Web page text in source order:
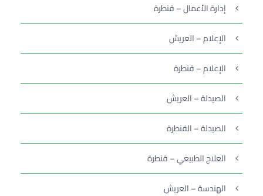
إدارة الأعمال – قنطرة
الإعلام – العريش
الإعلام – قنطرة
الصيدلة – العريش
الصيدلة – القنطرة
العلاج الطبيعي – قنطرة
الهندسة – العريش